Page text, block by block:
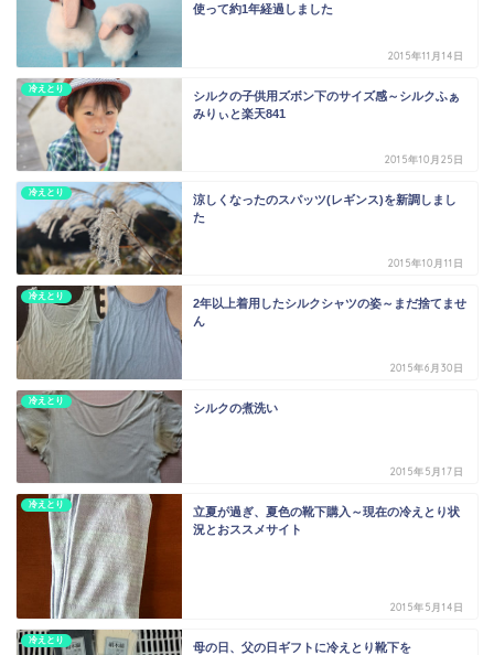
使って約1年経過しました
2015年11月14日
冷えとり
シルクの子供用ズボン下のサイズ感～シルクふぁ
みりぃと楽天841
2015年10月25日
冷えとり
涼しくなったのスパッツ(レギンス)を新調しまし
た
2015年10月11日
冷えとり
2年以上着用したシルクシャツの姿～まだ捨てませ
ん
2015年6月30日
冷えとり
シルクの煮洗い
2015年5月17日
冷えとり
立夏が過ぎ、夏色の靴下購入～現在の冷えとり状
況とおススメサイト
2015年5月14日
冷えとり
母の日、父の日ギフトに冷えとり靴下を